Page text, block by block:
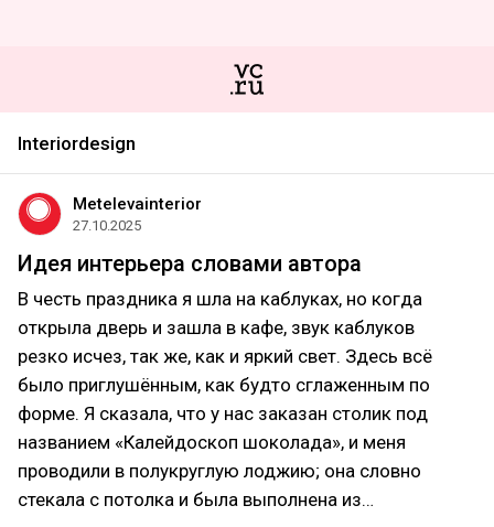
Interiordesign
Metelevainterior
27.10.2025
Идея интерьера словами автора
В честь праздника я шла на каблуках, но когда
открыла дверь и зашла в кафе, звук каблуков
резко исчез, так же, как и яркий свет. Здесь всё
было приглушённым, как будто сглаженным по
форме. Я сказала, что у нас заказан столик под
названием «Калейдоскоп шоколада», и меня
проводили в полукруглую лоджию; она словно
стекала с потолка и была выполнена из…